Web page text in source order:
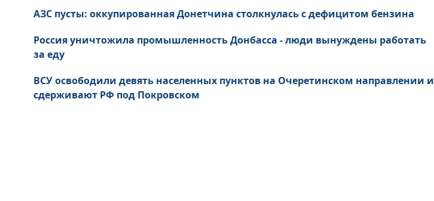
АЗС пусты: оккупированная Донетчина столкнулась с дефицитом бензина
Россия уничтожила промышленность Донбасса - люди вынуждены работать
за еду
ВСУ освободили девять населенных пунктов на Очеретинском направлении и
сдерживают РФ под Покровском